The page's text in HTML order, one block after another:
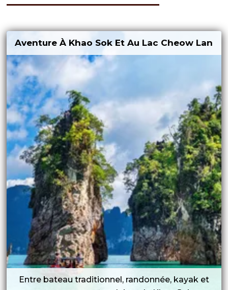
Aventure À Khao Sok Et Au Lac Cheow Lan
Entre bateau traditionnel, randonnée, kayak et